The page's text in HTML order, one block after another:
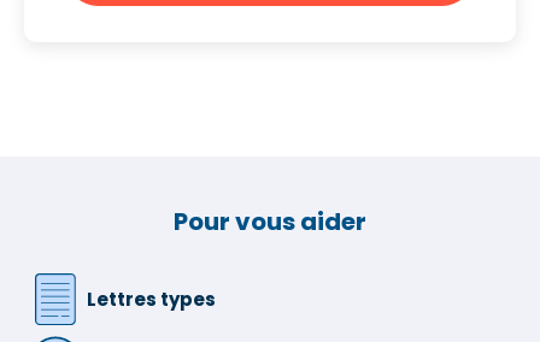
Pour vous aider
Lettres types